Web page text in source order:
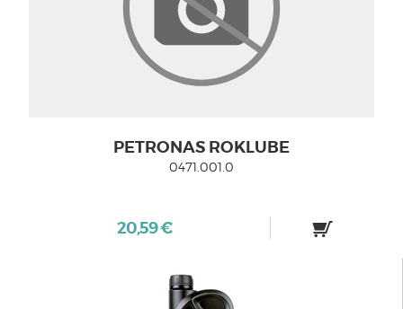
PETRONAS ROKLUBE
0471.001.0
20,59 €